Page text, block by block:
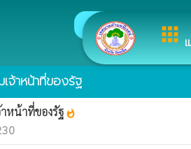
apps
ยินดีต้อนรับสู่เว็บไ
เจ้าหน้าที่ของรัฐ
าหน้าที่ของรัฐ whatshot